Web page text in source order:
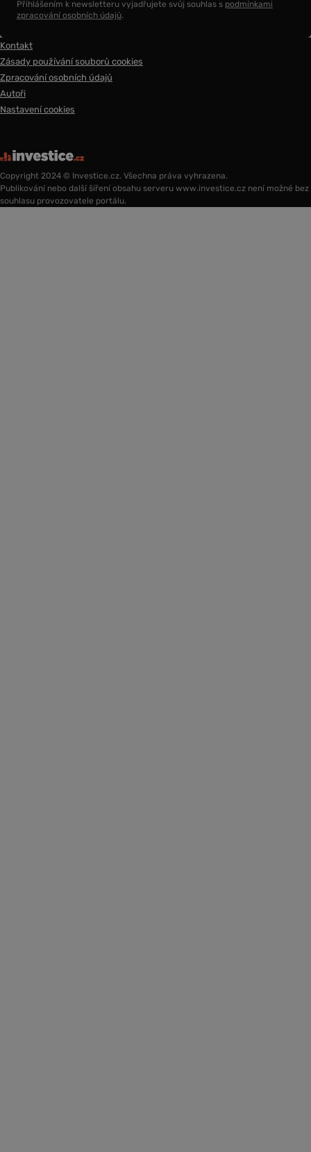
Přihlášením k newsletteru vyjadřujete svůj souhlas s podmínkami
zpracování osobních údajů.
Kontakt
Zásady používání souborů cookies
Zpracování osobních údajů
Autoři
Nastavení cookies
Copyright 2024 © Investice.cz. Všechna práva vyhrazena.
Publikování nebo další šíření obsahu serveru www.investice.cz není možné bez
souhlasu provozovatele portálu.